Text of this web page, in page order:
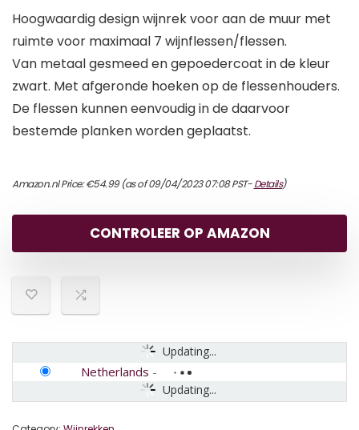
Hoogwaardig design wijnrek voor aan de muur met
ruimte voor maximaal 7 wijnflessen/flessen.
Van metaal gesmeed en gepoedercoat in de kleur
zwart. Met afgeronde hoeken op de flessenhouders.
De flessen kunnen eenvoudig in de daarvoor
bestemde planken worden geplaatst.
Amazon.nl Price:€54.99(as of 09/04/2023 07:08 PST-Details)
CONTROLEER OP AMAZON
Updating...
Updating...
Netherlands -